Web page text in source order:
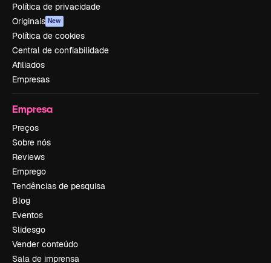
Política de privacidade
Originais New
Política de cookies
Central de confiabilidade
Afiliados
Empresas
Empresa
Preços
Sobre nós
Reviews
Emprego
Tendências de pesquisa
Blog
Eventos
Slidesgo
Vender conteúdo
Sala de imprensa